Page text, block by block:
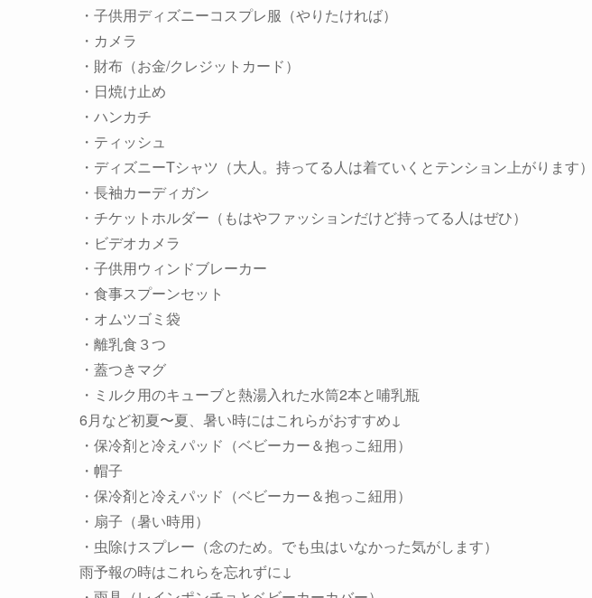
・子供用ディズニーコスプレ服（やりたければ）
・カメラ
・財布（お金/クレジットカード）
・日焼け止め
・ハンカチ
・ティッシュ
・ディズニーTシャツ（大人。持ってる人は着ていくとテンション上がります）
・長袖カーディガン
・チケットホルダー（もはやファッションだけど持ってる人はぜひ）
・ビデオカメラ
・子供用ウィンドブレーカー
・食事スプーンセット
・オムツゴミ袋
・離乳食３つ
・蓋つきマグ
・ミルク用のキューブと熱湯入れた水筒2本と哺乳瓶
6月など初夏〜夏、暑い時にはこれらがおすすめ↓
・保冷剤と冷えパッド（ベビーカー＆抱っこ紐用）
・帽子
・保冷剤と冷えパッド（ベビーカー＆抱っこ紐用）
・扇子（暑い時用）
・虫除けスプレー（念のため。でも虫はいなかった気がします）
雨予報の時はこれらを忘れずに↓